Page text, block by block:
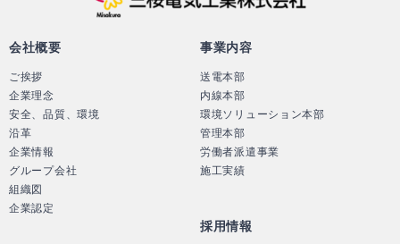
会社概要
ご挨拶
企業理念
安全、品質、環境
沿革
企業情報
グループ会社
組織図
企業認定
事業内容
送電本部
内線本部
環境ソリューション本部
管理本部
労働者派遣事業
施工実績
採用情報